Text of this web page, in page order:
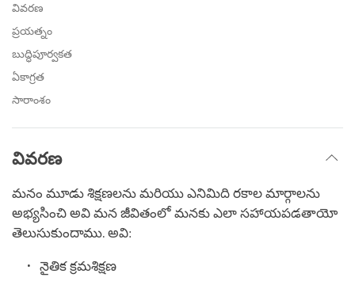
వివరణ
ప్రయత్నం
బుద్ధిపూర్వకత
ఏకాగ్రత
సారాంశం
వివరణ
మనం మూడు శిక్షణలను మరియు ఎనిమిది రకాల మార్గాలను
అభ్యసించి అవి మన జీవితంలో మనకు ఎలా సహాయపడతాయో
తెలుసుకుందాము. అవి:
నైతిక క్రమశిక్షణ